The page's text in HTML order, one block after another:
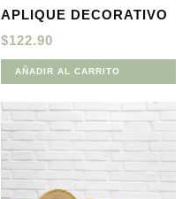
APLIQUE DECORATIVO
$122.90
AÑADIR AL CARRITO